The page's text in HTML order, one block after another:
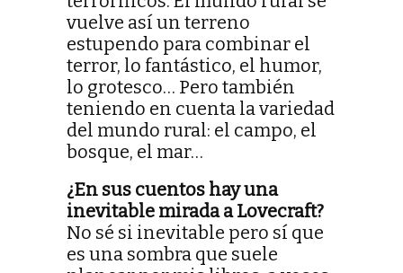
vuelve así un terreno
estupendo para combinar el
terror, lo fantástico, el humor,
lo grotesco… Pero también
teniendo en cuenta la variedad
del mundo rural: el campo, el
bosque, el mar…
¿En sus cuentos hay una
inevitable mirada a Lovecraft?
No sé si inevitable pero sí que
es una sombra que suele